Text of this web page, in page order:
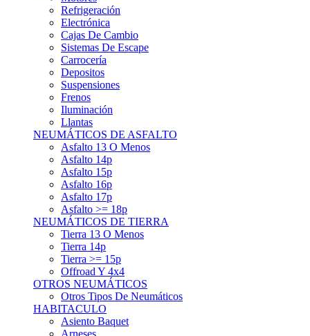
Refrigeración
Electrónica
Cajas De Cambio
Sistemas De Escape
Carrocería
Depositos
Suspensiones
Frenos
Iluminación
Llantas
NEUMÁTICOS DE ASFALTO
Asfalto 13 O Menos
Asfalto 14p
Asfalto 15p
Asfalto 16p
Asfalto 17p
Asfalto >= 18p
NEUMÁTICOS DE TIERRA
Tierra 13 O Menos
Tierra 14p
Tierra >= 15p
Offroad Y 4x4
OTROS NEUMÁTICOS
Otros Tipos De Neumáticos
HABITACULO
Asiento Baquet
Arneses